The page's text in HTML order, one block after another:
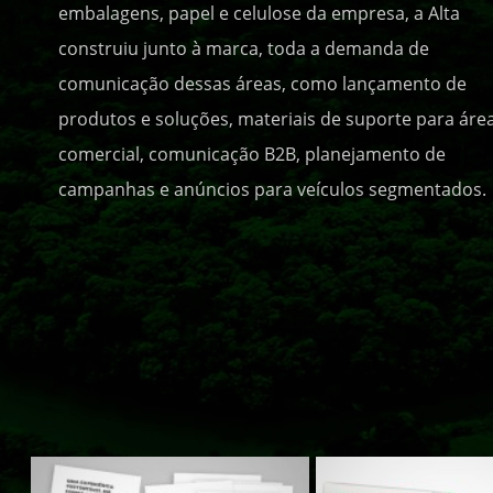
embalagens, papel e celulose da empresa, a Alta
construiu junto à marca, toda a demanda de
comunicação dessas áreas, como lançamento de
produtos e soluções, materiais de suporte para
comercial, comunicação B2B, planejamento de
campanhas e anúncios para veículos segmentados.